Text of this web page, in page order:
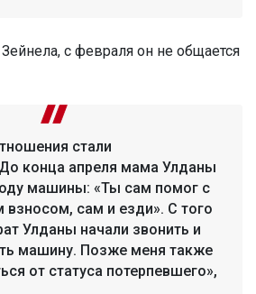
с февраля он не общается
стали
конца апреля мама Улданы
машины: «Ты сам помог с
взносом, сам и езди». С того
Улданы начали звонить и
машину. Позже меня также
от статуса потерпевшего»,